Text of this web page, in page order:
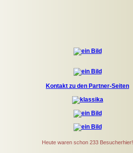
Kontakt zu den Partner-Seiten
Heute waren schon 233 Besucherhier!